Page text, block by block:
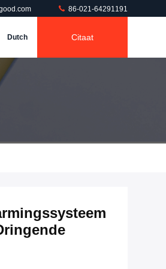
86-021-64291191
Dutch Citaat